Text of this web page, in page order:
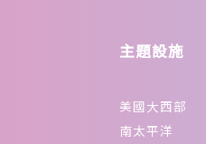
主題設施
美國大西部
南太平洋